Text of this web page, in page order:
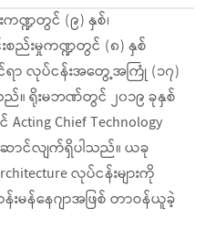
ဏ္ဍတွင် (၉) နှစ်၊
ည်းမှုကဏ္ဍတွင် (၈) နှစ်
ရာ လုပ်ငန်းအတွေ့အကြုံ (၁၇)
ည်။ ရိုးမဘဏ်တွင် ၂၀၁၉ ခုနှစ်
Chief Technology
ောင်လျက်ရှိပါသည်။ ယခု
လုပ်ငန်းများကို
မန်နေဂျာအဖြစ် တာဝန်ယူခဲ့